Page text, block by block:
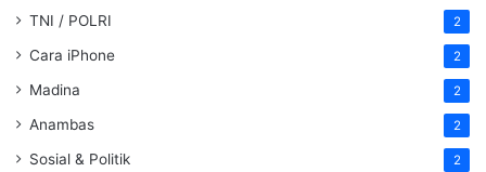
TNI / POLRI 2
Cara iPhone 2
Madina 2
Anambas 2
Sosial & Politik 2